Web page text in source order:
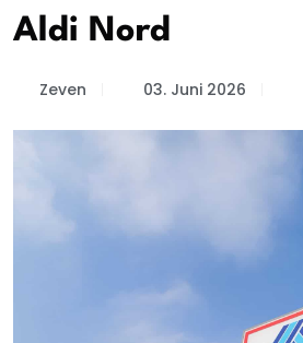
Aldi Nord
Zeven 03. Juni 2026